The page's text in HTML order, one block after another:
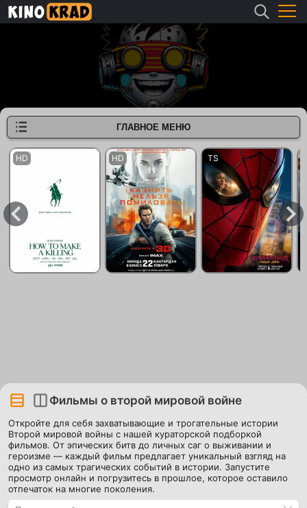
Фильмы о второй мировой войне
Откройте для себя захватывающие и трогательные истории
Второй мировой войны с нашей кураторской подборкой
фильмов. От эпических битв до личных саг о выживании и
героизме — каждый фильм предлагает уникальный взгляд на
одно из самых трагических событий в истории. Запустите
просмотр онлайн и погрузитесь в прошлое, которое оставило
отпечаток на многие поколения.
ГЛАВНОЕ МЕНЮ